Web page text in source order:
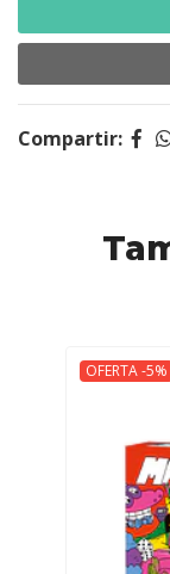
Compartir:
OFERTA -5%